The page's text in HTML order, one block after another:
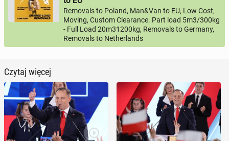
Removals to Poland, Man&Van to EU, Low Cost,
Moving, Custom Clearance. Part load 5m3/300kg
- Full Load 20m31200kg, Removals to Germany,
Removals to Netherlands
Czytaj więcej